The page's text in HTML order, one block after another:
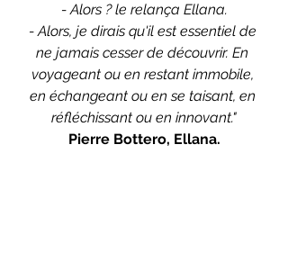
- Alors ? le relança Ellana.
- Alors, je dirais qu'il est essentiel de
ne jamais cesser de découvrir. En
voyageant ou en restant immobile,
en échangeant ou en se taisant, en
réfléchissant ou en innovant."
Pierre Bottero, Ellana.